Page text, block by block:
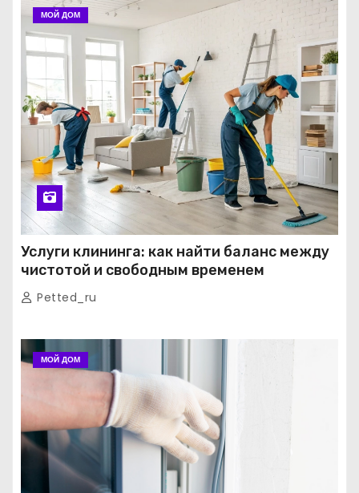
МОЙ ДОМ
Услуги клининга: как найти баланс между
чистотой и свободным временем
Petted_ru
МОЙ ДОМ